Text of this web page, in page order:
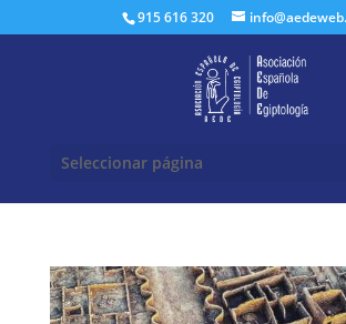
915 616 320
Seleccionar página